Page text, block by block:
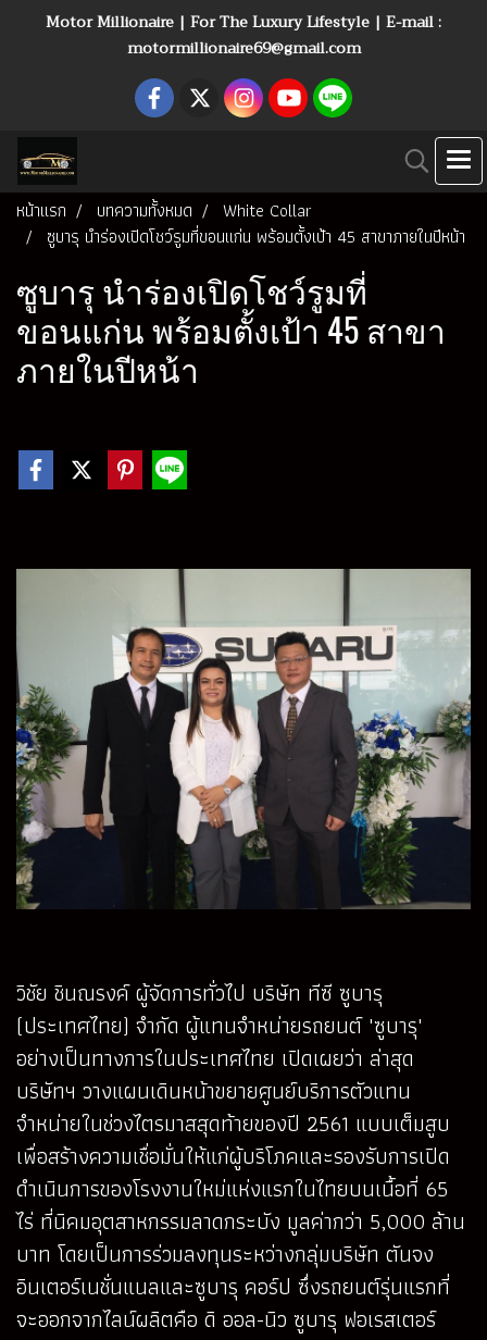
Motor Millionaire | For The Luxury Lifestyle | E-mail :
motormillionaire69@gmail.com
หน้าแรก บทความทั้งหมด
White Collar
ซูบารุ นำร่องเปิดโชว์รูมที่ขอนแก่น พร้อมตั้งเป้า 45 สาขาภายในปีหน้า
ซูบารุ นำร่องเปิดโชว์รูมที่
ขอนแก่น พร้อมตั้งเป้า 45 สาขา
ภายในปีหน้า
วิชัย ชินณรงค์ ผู้จัดการทั่วไป บริษัท ทีซี ซูบารุ
(ประเทศไทย) จำกัด ผู้แทนจำหน่ายรถยนต์ 'ซูบารุ'
อย่างเป็นทางการในประเทศไทย เปิดเผยว่า ล่าสุด
บริษัทฯ วางแผนเดินหน้าขยายศูนย์บริการตัวแทน
จำหน่ายในช่วงไตรมาสสุดท้ายของปี 2561 แบบเต็มสูบ
เพื่อสร้างความเชื่อมั่นให้แก่ผู้บริโภคและรองรับการเปิด
ดำเนินการของโรงงานใหม่แห่งแรกในไทยบนเนื้อที่ 65
ไร่ ที่นิคมอุตสาหกรรมลาดกระบัง มูลค่ากว่า 5,000 ล้าน
บาท โดยเป็นการร่วมลงทุนระหว่างกลุ่มบริษัท ตันจง
อินเตอร์เนชั่นแนลและซูบารุ คอร์ป ซึ่งรถยนต์รุ่นแรกที่
จะออกจากไลน์ผลิตคือ ดิ ออล-นิว ซูบารุ ฟอเรสเตอร์